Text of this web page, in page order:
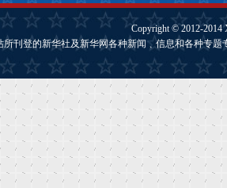
Copyright © 2012-2014
所刊登的新华社及新华网各种新闻﹑信息和各种专